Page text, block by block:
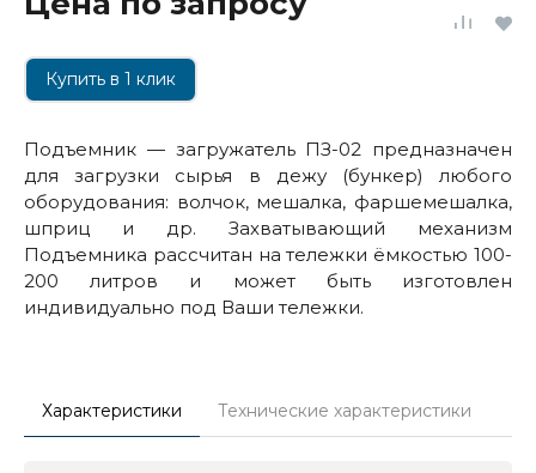
Купить в 1 клик
Подъемник — загружатель ПЗ-02 предназначен
для загрузки сырья в дежу (бункер) любого
оборудования: волчок, мешалка, фаршемешалка,
шприц и др. Захватывающий механизм
Подъемника рассчитан на тележки ёмкостью 100-
200 литров и может быть изготовлен
индивидуально под Ваши тележки.
Характеристики Технические характеристики